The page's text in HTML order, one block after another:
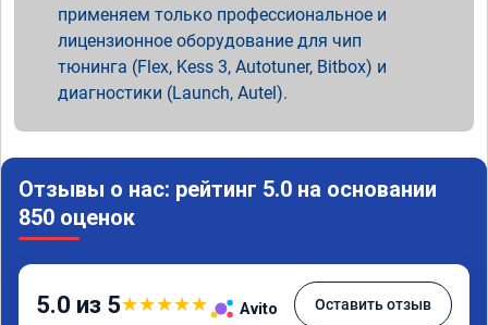
применяем только профессиональное и
лицензионное оборудование для чип
тюнинга (Flex, Kess 3, Autotuner, Bitbox) и
диагностики (Launch, Autel).
Отзывы о нас: рейтинг 5.0 на основании
850 оценок
5.0 из 5★★★★★ Avito Оставить отзыв